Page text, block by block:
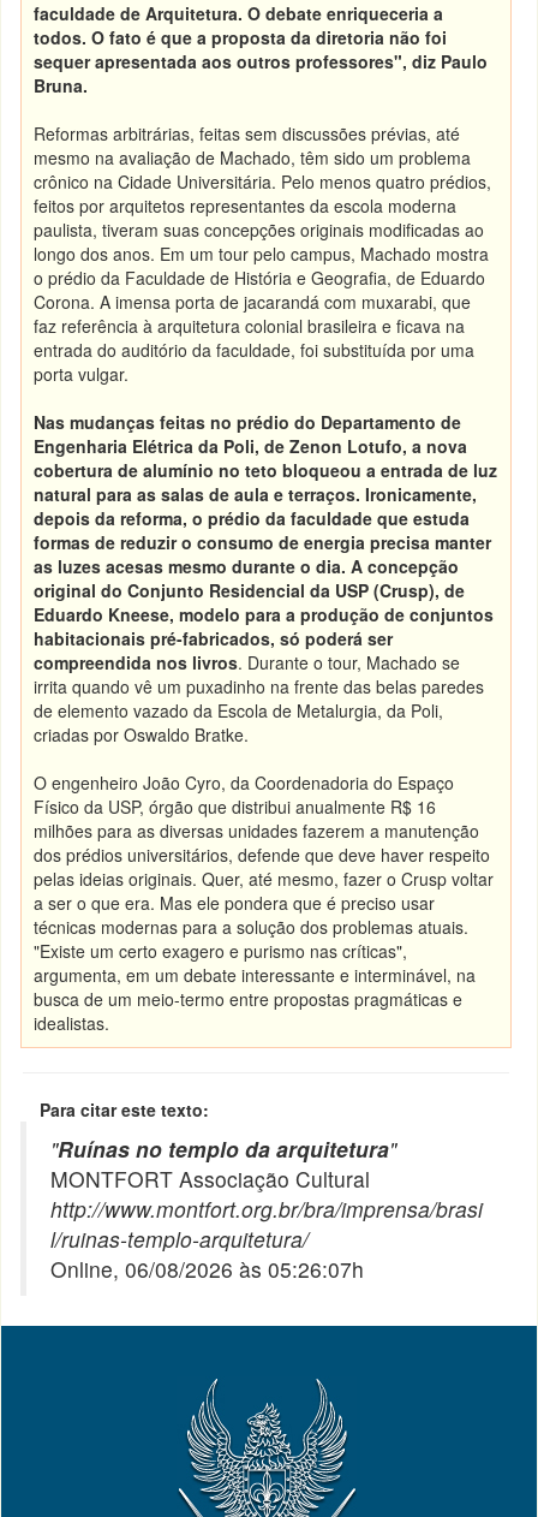
faculdade de Arquitetura. O debate enriqueceria a
todos. O fato é que a proposta da diretoria não foi
sequer apresentada aos outros professores", diz Paulo
Bruna.
Reformas arbitrárias, feitas sem discussões prévias, até
mesmo na avaliação de Machado, têm sido um problema
crônico na Cidade Universitária. Pelo menos quatro prédios,
feitos por arquitetos representantes da escola moderna
paulista, tiveram suas concepções originais modificadas ao
longo dos anos. Em um tour pelo campus, Machado mostra
o prédio da Faculdade de História e Geografia, de Eduardo
Corona. A imensa porta de jacarandá com muxarabi, que
faz referência à arquitetura colonial brasileira e ficava na
entrada do auditório da faculdade, foi substituída por uma
porta vulgar.
Nas mudanças feitas no prédio do Departamento de
Engenharia Elétrica da Poli, de Zenon Lotufo, a nova
cobertura de alumínio no teto bloqueou a entrada de luz
natural para as salas de aula e terraços. Ironicamente,
depois da reforma, o prédio da faculdade que estuda
formas de reduzir o consumo de energia precisa manter
as luzes acesas mesmo durante o dia. A concepção
original do Conjunto Residencial da USP (Crusp), de
Eduardo Kneese, modelo para a produção de conjuntos
habitacionais pré-fabricados, só poderá ser
compreendida nos livros. Durante o tour, Machado se
irrita quando vê um puxadinho na frente das belas paredes
de elemento vazado da Escola de Metalurgia, da Poli,
criadas por Oswaldo Bratke.
O engenheiro João Cyro, da Coordenadoria do Espaço
Físico da USP, órgão que distribui anualmente R$ 16
milhões para as diversas unidades fazerem a manutenção
dos prédios universitários, defende que deve haver respeito
pelas ideias originais. Quer, até mesmo, fazer o Crusp voltar
a ser o que era. Mas ele pondera que é preciso usar
técnicas modernas para a solução dos problemas atuais.
"Existe um certo exagero e purismo nas críticas",
argumenta, em um debate interessante e interminável, na
busca de um meio-termo entre propostas pragmáticas e
idealistas.
Para citar este texto:
"Ruínas no templo da arquitetura"
MONTFORT Associação Cultural
http://www.montfort.org.br/bra/imprensa/brasi
l/ruinas-templo-arquitetura/
Online, 06/08/2026 às 05:26:07h